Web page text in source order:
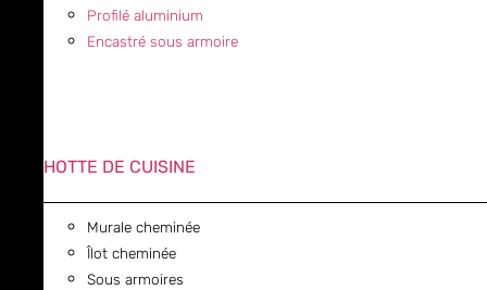
Profilé aluminium
Encastré sous armoire
HOTTE DE CUISINE
Murale cheminée
Îlot cheminée
Sous armoires